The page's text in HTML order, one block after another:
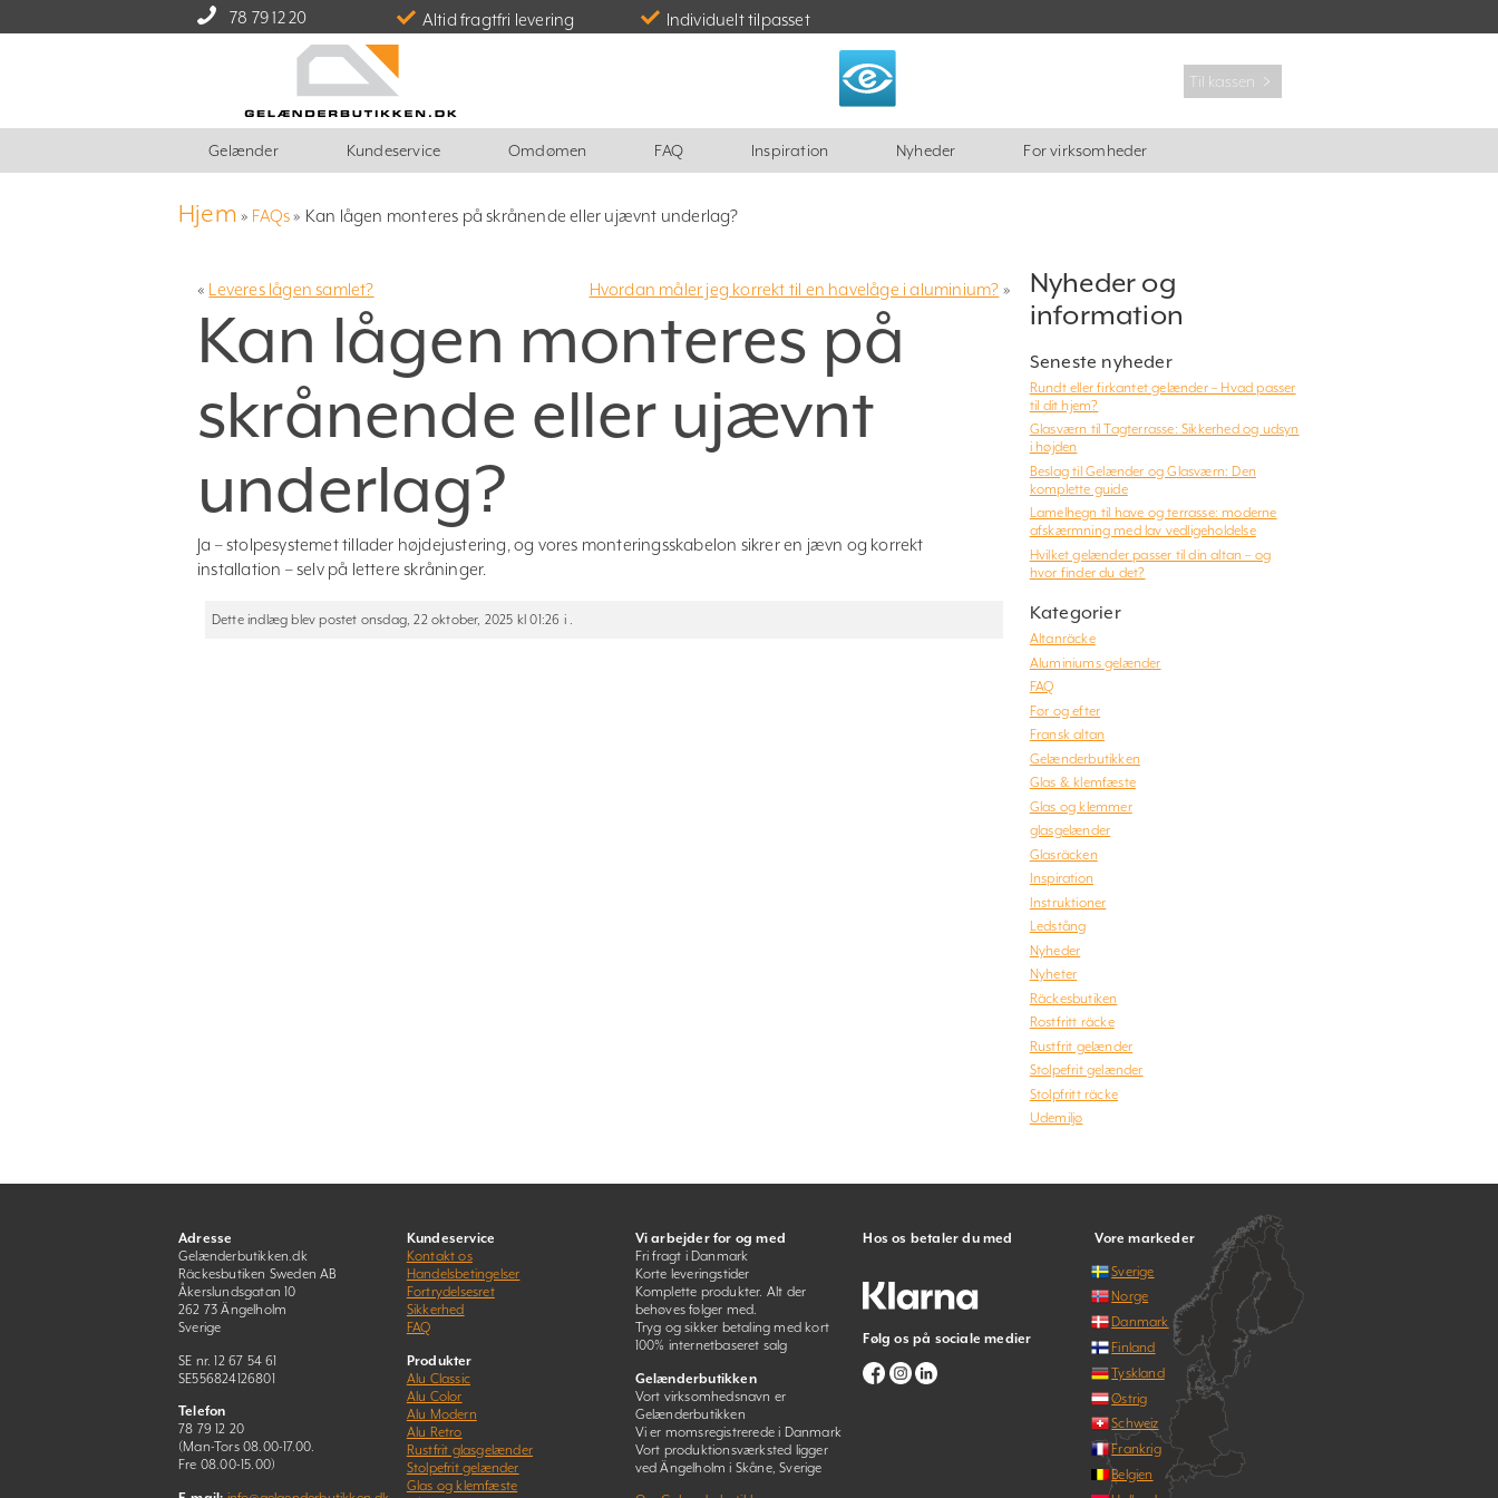
78 79 12 20 Altid fragtfri levering Individuelt tilpasset
Til kassen ﹥
Gelænder Kundeservice Omdømen FAQ Inspiration Nyheder For virksomheder
Hjem » FAQs» Kan lågen monteres på skrånende eller ujævnt underlag?
« Leveres lågen samlet? Hvordan måler jeg korrekt til en havelåge i aluminium? »
Kan lågen monteres på
skrånende eller ujævnt
underlag?
Ja – stolpesystemet tillader højdejustering, og vores monteringsskabelon sikrer en jævn og korrekt
installation – selv på lettere skråninger.
Dette indlæg blev postet onsdag, 22 oktober, 2025 kl 01:26 i .
Nyheder og
information
Seneste nyheder
Rundt eller firkantet gelænder – Hvad passer
til dit hjem?
Glasværn til Tagterrasse: Sikkerhed og udsyn
i højden
Beslag til Gelænder og Glasværn: Den
komplette guide
Lamelhegn til have og terrasse: moderne
afskærmning med lav vedligeholdelse
Hvilket gelænder passer til din altan – og
hvor finder du det?
Kategorier
Altanräcke
Aluminiums gelænder
FAQ
Før og efter
Fransk altan
Gelænderbutikken
Glas & klemfæste
Glas og klemmer
glasgelænder
Glasräcken
Inspiration
Instruktioner
Ledstång
Nyheder
Nyheter
Räckesbutiken
Rostfritt räcke
Rustfrit gelænder
Stolpefrit gelænder
Stolpfritt räcke
Udemiljø
Adresse
Gelænderbutikken.dk
Räckesbutiken Sweden AB
Åkerslundsgatan 10
262 73 Ängelholm
Sverige
SE nr. 12 67 54 61
SE556824126801
Telefon
78 79 12 20
(Man-Tors 08.00-17.00.
Fre 08.00-15.00)
Kundeservice
Kontakt os
Handelsbetingelser
Fortrydelsesret
Sikkerhed
FAQ
Produkter
Alu Classic
Alu Color
Alu Modern
Alu Retro
Rustfrit glasgelænder
Stolpefrit gelænder
Glas og klemfæste
Vi arbejder for og med
Fri fragt i Danmark
Korte leveringstider
Komplette produkter. Alt der
behøves følger med.
Tryg og sikker betaling med kort
100% internetbaseret salg
Gelænderbutikken
Vort virksomhedsnavn er
Gelænderbutikken
Vi er momsregistrerede i Danmark
Vort produktionsværksted ligger
ved Ängelholm i Skåne, Sverige
Hos os betaler du med
Følg os på sociale medier
Vore markeder
Sverige
Norge
Danmark
Finland
Tyskland
Østrig
Schweiz
Frankrig
Belgien